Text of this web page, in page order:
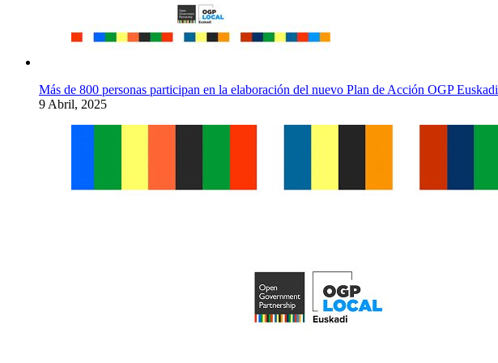
Más de 800 personas participan en la elaboración del nuevo Plan de Acción OGP Euskadi
9 Abril, 2025